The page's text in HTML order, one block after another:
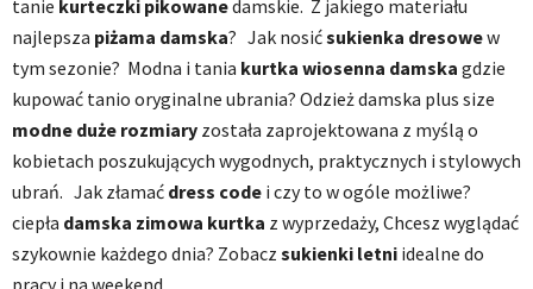
tanie kurteczki pikowanedamskie. Z jakiego materiału
najlepsza piżama damska? Jak nosićsukienka dresowew
tym sezonie? Modna i tania kurtka wiosenna damska gdzie
kupować tanio oryginalne ubrania? Odzież damska plus size
modne duże rozmiary została zaprojektowana z myślą o
kobietach poszukujących wygodnych, praktycznych i stylowych
ubrań. Jak złamać dress code i czy to w ogóle możliwe?
ciepła damska zimowa kurtka z wyprzedaży, Chcesz wyglądać
szykownie każdego dnia? Zobacz sukienki letni idealne do
pracy i na weekend.